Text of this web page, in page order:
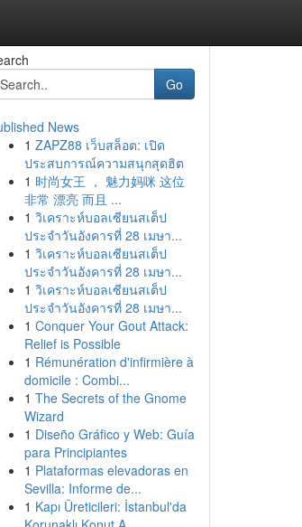
Go
News
1 ZAPZ88 เว็บสล็อต: เปิด
ประสบการณ์ความสนุกสุดฮิต
1 时尚女王 ， 魅力妈咪 这位
非常 漂亮 而且 ...
1 วิเคราะห์บอลเซียนสเต็ป
ประจำวันอังคารที่ 28 เมษา...
1 วิเคราะห์บอลเซียนสเต็ป
ประจำวันอังคารที่ 28 เมษา...
1 วิเคราะห์บอลเซียนสเต็ป
ประจำวันอังคารที่ 28 เมษา...
1 Conquer Your Gout Attack:
Relief is Possible
1 Rémunération d'infirmière à
domicile : Combi...
1 The Secrets of the Gnome
Wizard
1 Diseño Gráfico y Web: Guía
para Principiantes
1 Plataformas elevadoras en
Sevilla: Informe de...
1 Kapı Üreticileri: İstanbul'da